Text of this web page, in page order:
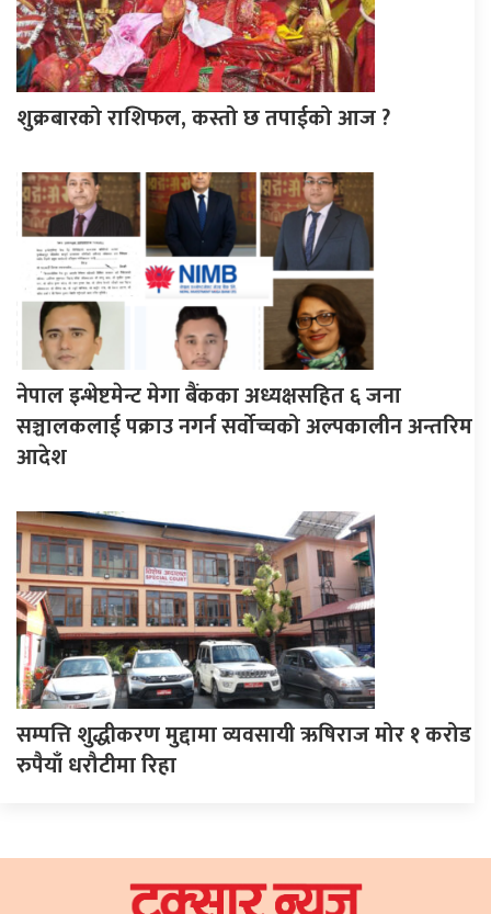
शुक्रबारको राशिफल, कस्तो छ तपाईको आज ?
नेपाल इन्भेष्टमेन्ट मेगा बैंकका अध्यक्षसहित ६ जना
सञ्चालकलाई पक्राउ नगर्न सर्वोच्चको अल्पकालीन अन्तरिम
आदेश
सम्पत्ति शुद्धीकरण मुद्दामा व्यवसायी ऋषिराज मोर १ करोड
रुपैयाँ धरौटीमा रिहा